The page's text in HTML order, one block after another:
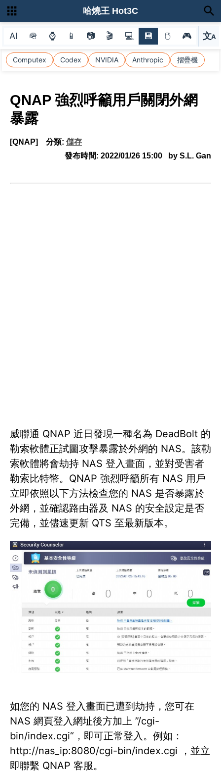
AI 🪖 ⌚ 📱 📷 🎬 💻 💾 🖱 🎮 文A
選
Computex Codex NVIDIA Anthropic 摺疊機
哈燒王 Hot3C
QNAP 強烈呼籲用戶關閉外網
暴露
[QNAP] 分類: 儲存
發布時間: 2022/01/26 15:00 by S.L. Gan
威聯通 QNAP 近日發現一種名為 DeadBolt 的
勒索軟體正試圖攻擊暴露於外網的 NAS。該勒
索軟體將會劫持 NAS 登入畫面，並對受害者
勒索比特幣。QNAP 強烈呼籲所有 NAS 用戶
立即依照以下方法檢查您的 NAS 是否暴露於
外網，並確認路由器及 NAS 的安全設定是否
完備，並儘速更新 QTS 至最新版本。
如您的 NAS 登入畫面已遭到劫持，您可在
NAS 網頁登入網址後方加上 ”/cgi-
bin/index.cgi“，即可正常登入。例如：
http://nas_ip:8080/cgi-bin/index.cgi ，並立
即聯繫 QNAP 客服。